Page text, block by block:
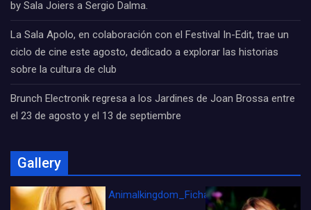
by Sala Joiers a Sergio Dalma.
La Sala Apolo, en colaboración con el Festival In-Edit, trae un
ciclo de cine este agosto, dedicado a explorar las historias
sobre la cultura de club
Brunch Electronik regresa a los Jardines de Joan Brossa entre
el 23 de agosto y el 13 de septiembre
Gallery
Animalkingdom_FichaCine